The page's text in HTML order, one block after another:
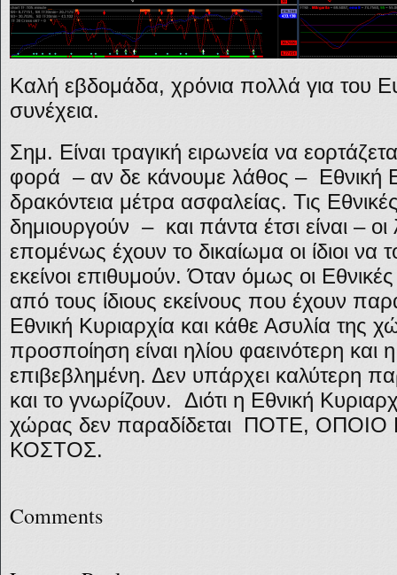
Καλή εβδομάδα, χρόνια πολλά για του
συνέχεια.
Σημ. Είναι τραγική ειρωνεία να
φορά – αν δε κάνουμε λάθος – Εθνική
δρακόντεια μέτρα ασφαλείας. Τις
δημιουργούν – και πάντα έτσι είναι –
επομένως έχουν το δικαίωμα οι ίδιοι να
εκείνοι επιθυμούν. Όταν όμως οι
από τους ίδιους εκείνους που έχουν
Εθνική Κυριαρχία και κάθε Ασυλία της
προσποίηση είναι ηλίου φαεινότερη και
επιβεβλημένη. Δεν υπάρχει καλύτερη
και το γνωρίζουν. Διότι η Εθνική
χώρας δεν παραδίδεται ΠΟΤΕ, ΟΠΟΙΟ
ΚΟΣΤΟΣ.
Comments